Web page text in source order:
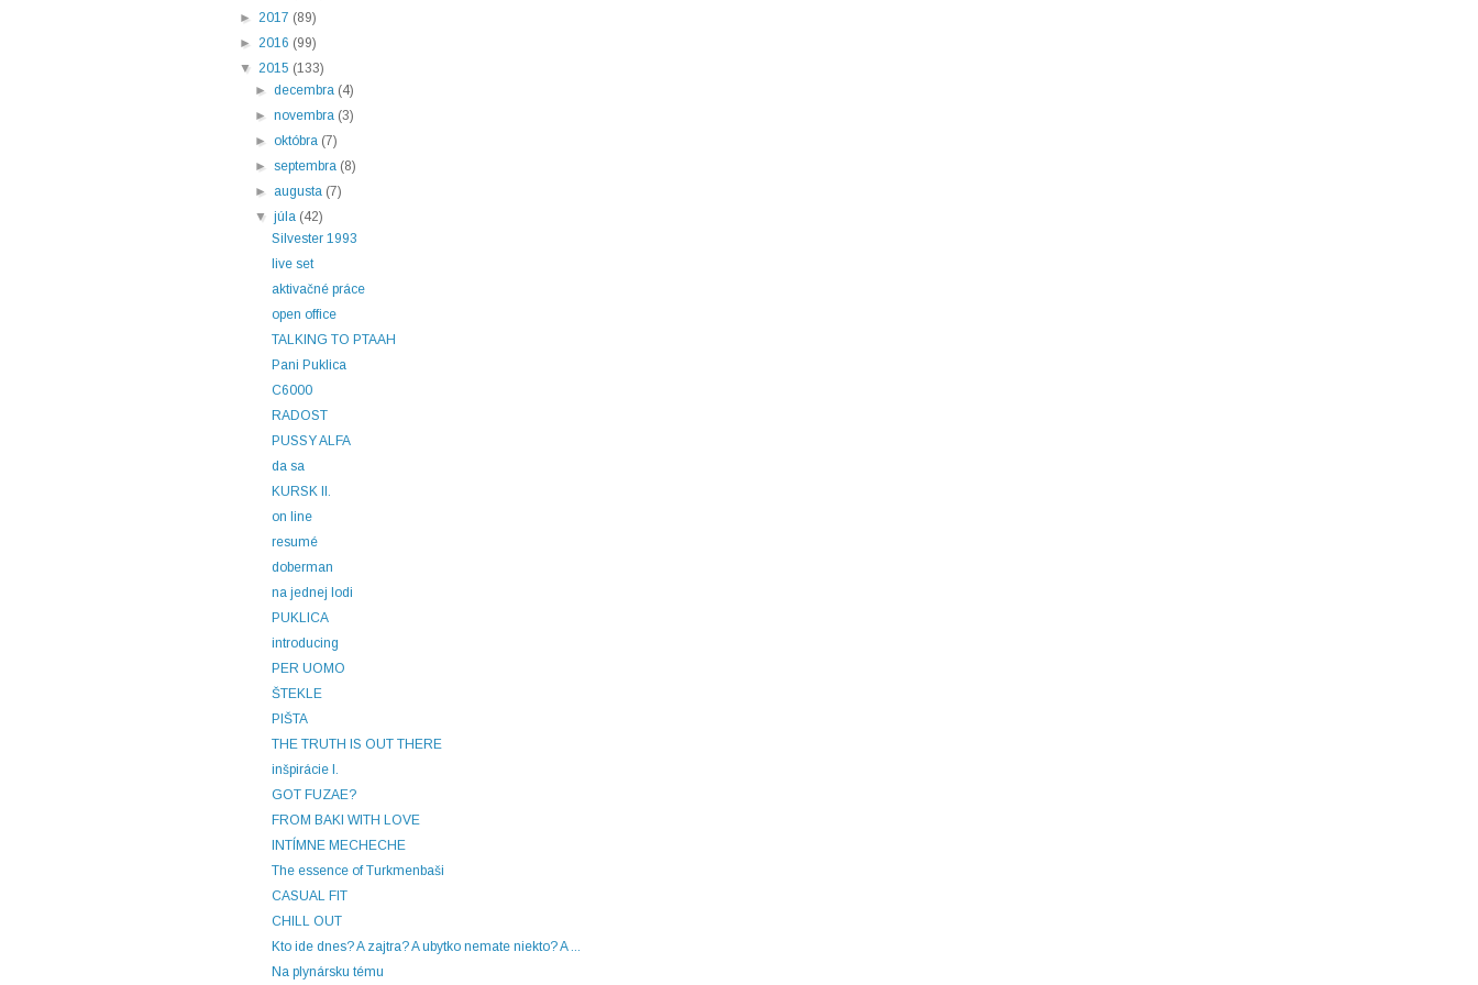
► 2017 (89)
► 2016 (99)
▼ 2015 (133)
►decembra (4)
►novembra (3)
►októbra (7)
►septembra (8)
► augusta (7)
▼júla (42)
Silvester 1993
live set
aktivačné práce
open office
TALKING TO PTAAH
Pani Puklica
C6000
RADOST
PUSSY ALFA
da sa
KURSK II.
on line
resumé
doberman
na jednej lodi
PUKLICA
introducing
PER UOMO
ŠTEKLE
PIŠTA
THE TRUTH IS OUT THERE
inšpirácie I.
GOT FUZAE?
FROM BAKI WITH LOVE
INTÍMNE MECHECHE
The essence of Turkmenbaši
CASUAL FIT
CHILL OUT
Kto ide dnes? A zajtra? A ubytko nemate niekto? A ...
Na plynársku tému